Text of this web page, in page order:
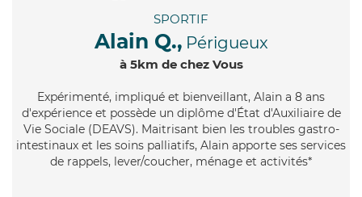
SPORTIF
Alain Q., Périgueux
à 5km de chez Vous
Expérimenté, impliqué et bienveillant, Alain a 8 ans
d'expérience et possède un diplôme d'État d'Auxiliaire de
Vie Sociale (DEAVS). Maitrisant bien les troubles gastro-
intestinaux et les soins palliatifs, Alain apporte ses services
de rappels, lever/coucher, ménage et activités*